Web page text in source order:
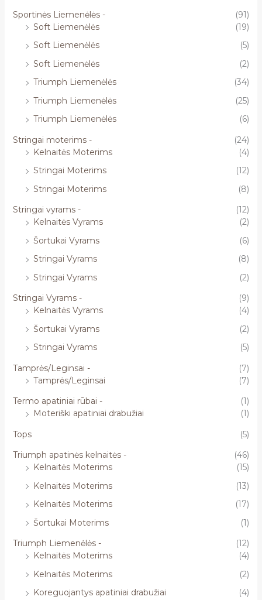
Sportinės Liemenėlės -
(91)
Soft Liemenėlės
(19)
Soft Liemenėlės
(5)
Soft Liemenėlės
(2)
Triumph Liemenėlės
(34)
Triumph Liemenėlės
(25)
Triumph Liemenėlės
(6)
Stringai moterims -
(24)
Kelnaitės Moterims
(4)
Stringai Moterims
(12)
Stringai Moterims
(8)
Stringai vyrams -
(12)
Kelnaitės Vyrams
(2)
Šortukai Vyrams
(6)
Stringai Vyrams
(8)
Stringai Vyrams
(2)
Stringai Vyrams -
(9)
Kelnaitės Vyrams
(4)
Šortukai Vyrams
(2)
Stringai Vyrams
(5)
Tamprės/Leginsai -
(7)
Tamprės/Leginsai
(7)
Termo apatiniai rūbai -
(1)
Moteriški apatiniai drabužiai
(1)
Tops
(5)
Triumph apatinės kelnaitės -
(46)
Kelnaitės Moterims
(15)
Kelnaitės Moterims
(13)
Kelnaitės Moterims
(17)
Šortukai Moterims
(1)
Triumph Liemenėlės -
(12)
Kelnaitės Moterims
(4)
Kelnaitės Moterims
(2)
Koreguojantys apatiniai drabužiai
(4)